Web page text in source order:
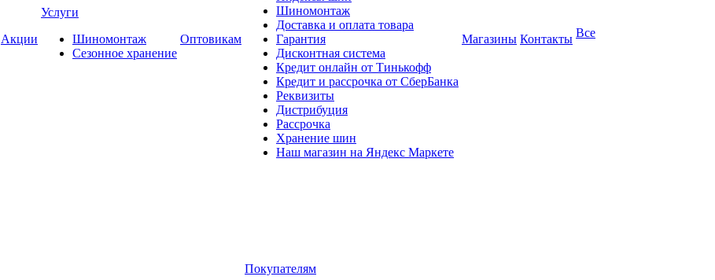
Акции
Услуги
Шиномонтаж
Сезонное хранение
Оптовикам
Шиномонтаж
Доставка и оплата товара
Гарантия
Дисконтная система
Кредит онлайн от Тинькофф
Кредит и рассрочка от СберБанка
Реквизиты
Дистрибуция
Рассрочка
Хранение шин
Наш магазин на Яндекс Маркете
Магазины Контакты Все
Покупателям